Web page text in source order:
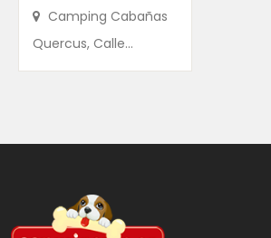
Camping Cabañas
Quercus, Calle...